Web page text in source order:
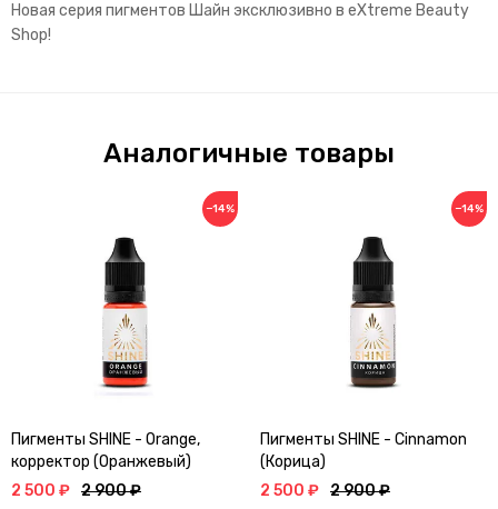
Новая серия пигментов Шайн эксклюзивно в eXtreme Beauty
Shop!
Аналогичные товары
−14%
Пигменты SHINE - Orange,
корректор (Оранжевый)
2 500 ₽ 2 900 ₽
−14%
Пигменты SHINE - Cinnamon
(Корица)
2 500 ₽ 2 900 ₽